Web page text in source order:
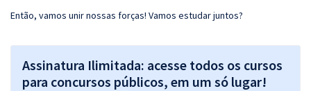
Então, vamos unir nossas forças! Vamos estudar juntos?
Assinatura Ilimitada: acesse todos os cursos
para concursos públicos, em um só lugar!